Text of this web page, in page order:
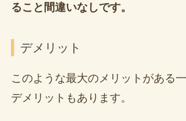
ること間違いなしです。
デメリット
このような最大のメリットがある
デメリットもあります。